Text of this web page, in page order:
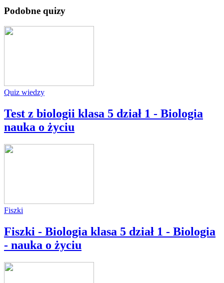
Podobne quizy
Quiz wiedzy
Test z biologii klasa 5 dział 1 - Biologia
nauka o życiu
Fiszki
Fiszki - Biologia klasa 5 dział 1 - Biologia
- nauka o życiu